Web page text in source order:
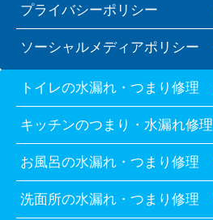
プライバシーポリシー
ソーシャルメディアポリシー
トイレの水漏れ・つまり修理
キッチンのつまり・水漏れ修理
お風呂の水漏れ・つまり修理
洗面所の水漏れ・つまり修理